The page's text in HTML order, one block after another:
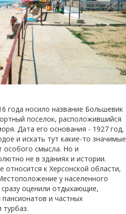
года носило название Большевик
поселок, расположившийся
Дата его основания - 1927 год,
и искать тут какие-то значимые
особого смысла. Но и
не в зданиях и истории.
относится к Херсонской области,
у населенного
оценили отдыхающие,
и частных